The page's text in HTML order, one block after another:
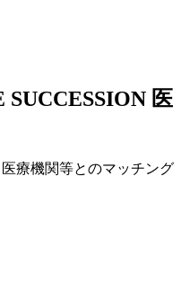
医
療機関等とのマッチング